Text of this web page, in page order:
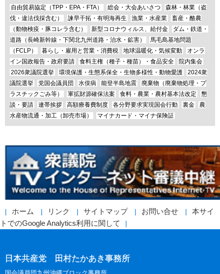
自由貿易協定（TPP・EPA・FTA）
総会・大会あいさつ
森林・林業（盗
伐・違法伐採含む）
諫早干拓・有明海再生 漁業・水産業
畜産・酪農
（動物検疫・豚コレラ含む）
新型コロナウィルス、給付金
ダム・鉄道・
道路（長崎新幹線・下関北九州道路・治水・鉱害）
馬毛島基地問題
（FCLP）
暮らし・雇用と営業・消費税 地球温暖化・気候変動
オンラ
イン国政報告・政府要請
食料主権（種子・種苗）・食品安全
院内集会
2026衆議院選挙
環境保護・生態系保全・生物多様性・動物愛護
2024衆
議院選挙
党国会議員団 水俣病 能登半島地震
廃棄物（廃棄物処理・プ
ラスチックごみ等）
軍拡財源確保法案 食料・農業・農村基本法改定
懇
談・要請
連帯挨拶 高額療養費制度 各分野要求実現国会行動 裏金
農
水産物流通・加工（卸売市場）
マイナカード・マイナ保険証
ホーム リンク サイトマップ お問い合せ
本サイ
トでのGoogle Analytics利用に関して
日本共産党 田村たかあき事務所